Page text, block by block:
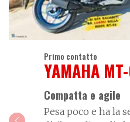
Primo contatto
YAMAHA
Compatta e agile
Pesa poco e ha la